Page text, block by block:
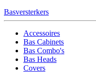
Basversterkers
Accessoires
Bas Cabinets
Bas Combo's
Bas Heads
Covers